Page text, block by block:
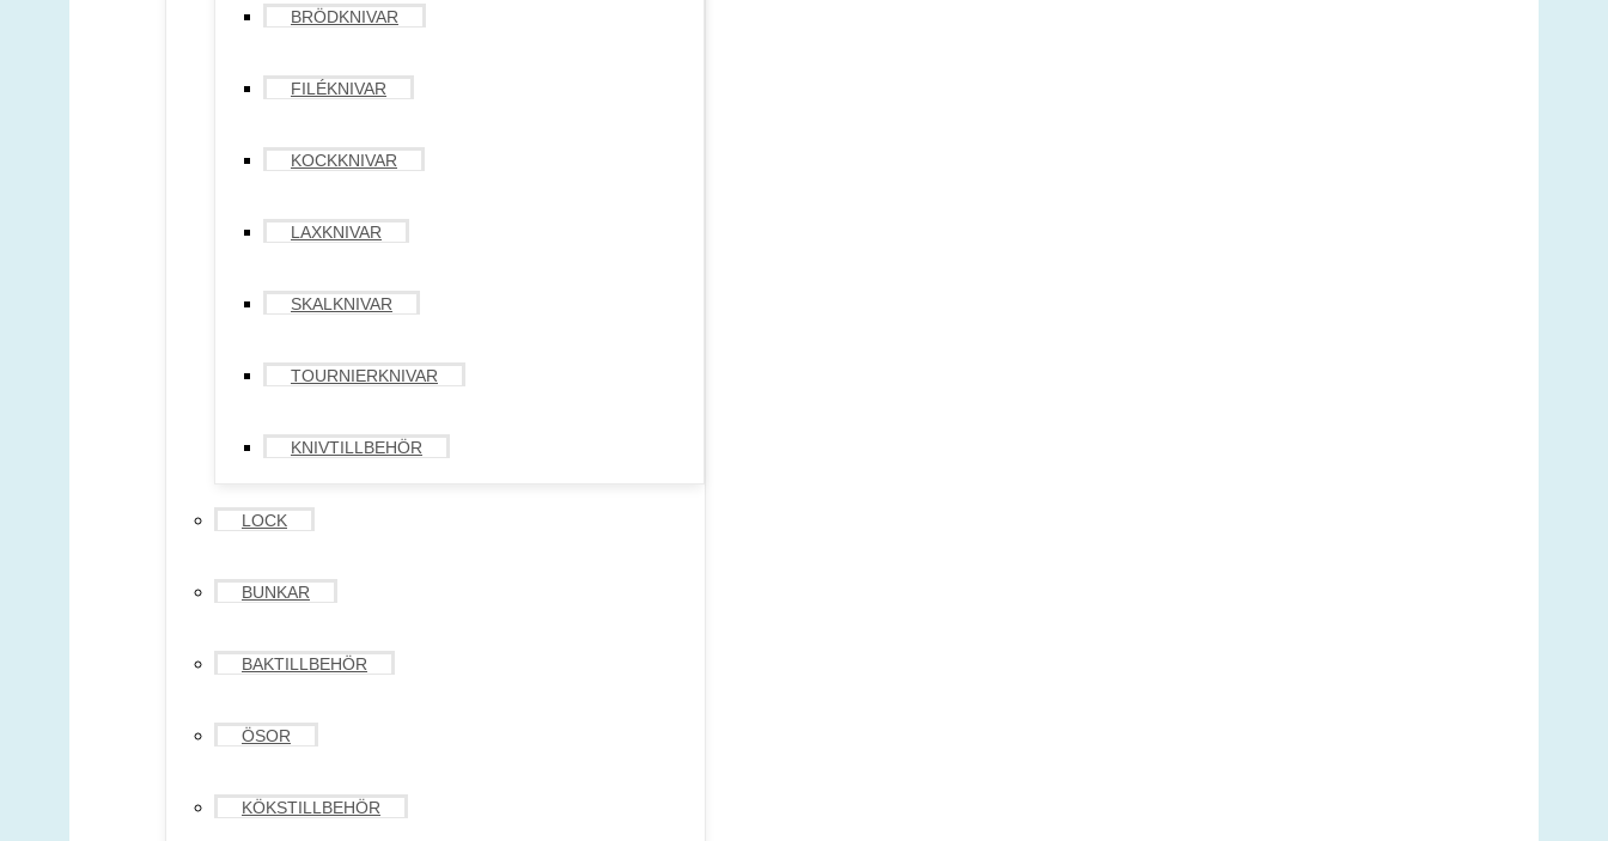
BRÖDKNIVAR
FILÉKNIVAR
KOCKKNIVAR
LAXKNIVAR
SKALKNIVAR
TOURNIERKNIVAR
KNIVTILLBEHÖR
LOCK
BUNKAR
BAKTILLBEHÖR
ÖSOR
KÖKSTILLBEHÖR